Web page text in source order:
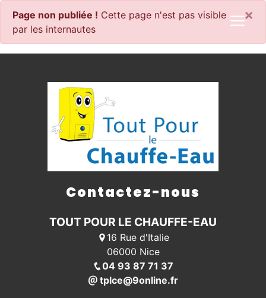
×
Page non publiée ! Cette page n'est pas visible
par les internautes
Contactez-nous
TOUT POUR LE CHAUFFE-EAU
16 Rue d'Italie
06000 Nice
04 93 87 71 37
tplce@9online.fr